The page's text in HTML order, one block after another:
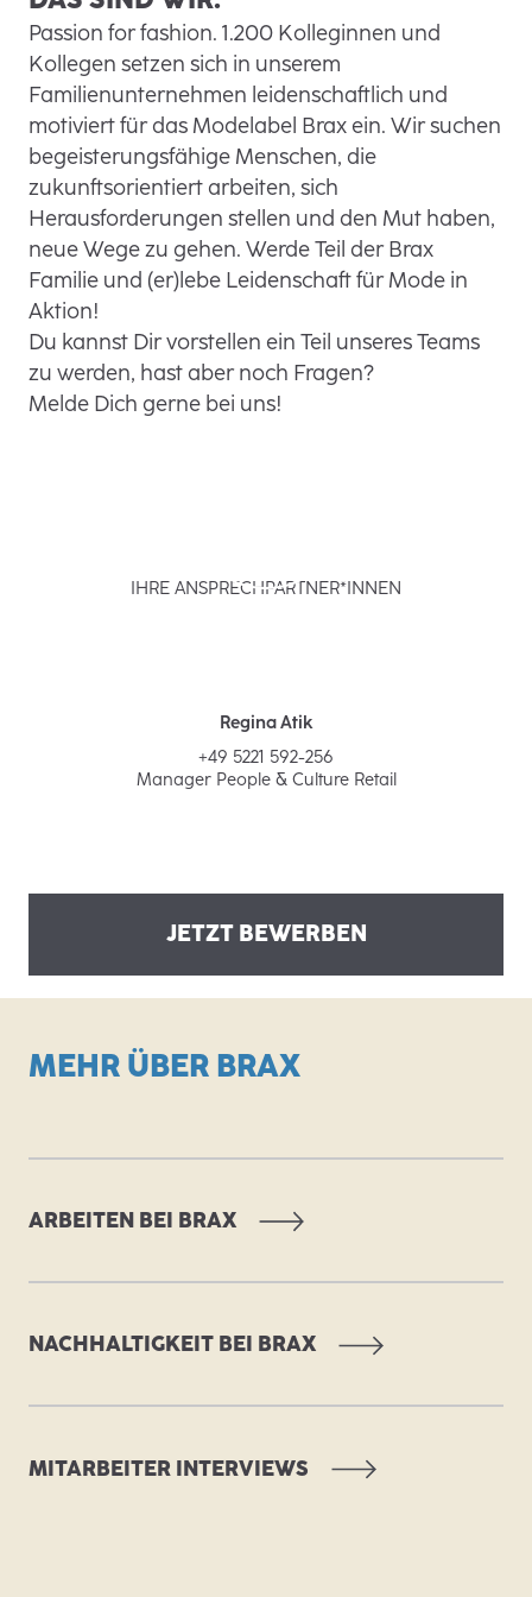
Passion for fashion. 1.200 Kolleginnen und
Kollegen setzen sich in unserem
Familienunternehmen leidenschaftlich und
motiviert für das Modelabel Brax ein. Wir suchen
begeisterungsfähige Menschen, die
zukunftsorientiert arbeiten, sich
Herausforderungen stellen und den Mut haben,
neue Wege zu gehen. Werde Teil der Brax
Familie und (er)lebe Leidenschaft für Mode in
Aktion!
Du kannst Dir vorstellen ein Teil unseres Teams
zu werden, hast aber noch Fragen?
Melde Dich gerne bei uns!
IHRE ANSPRECHPARTNER*INNEN
Regina Atik
+49 5221 592-256
Manager People & Culture Retail
JETZT BEWERBEN
MEHR ÜBER BRAX
ARBEITEN BEI BRAX
NACHHALTIGKEIT BEI BRAX
MITARBEITER INTERVIEWS